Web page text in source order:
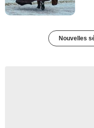
Nouvelles